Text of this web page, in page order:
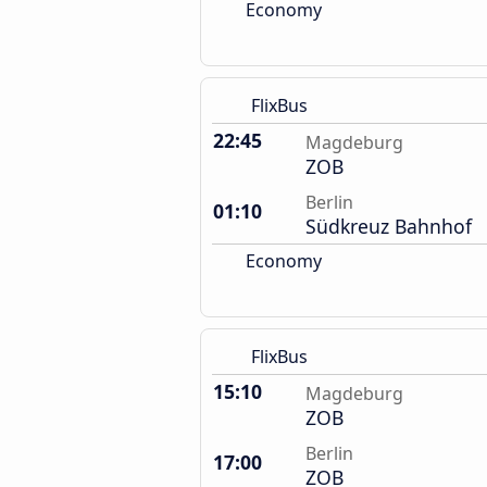
Economy
FlixBus
22:45 Magdeburg
ZOB
01:10
Berlin
Südkreuz Bahnhof
Economy
FlixBus
15:10 Magdeburg
ZOB
17:00
Berlin
ZOB